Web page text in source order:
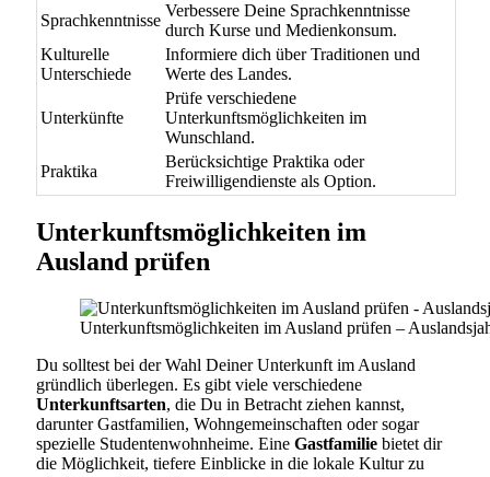
Sprachkenntnisse
Verbessere Deine Sprachkenntnisse
durch Kurse und Medienkonsum.
Kulturelle
Unterschiede
Informiere dich über Traditionen und
Werte des Landes.
Unterkünfte
Prüfe verschiedene
Unterkunftsmöglichkeiten im
Wunschland.
Praktika
Berücksichtige Praktika oder
Freiwilligendienste als Option.
Unterkunftsmöglichkeiten im
Ausland prüfen
Unterkunftsmöglichkeiten im Ausland prüfen –
Du solltest bei der Wahl Deiner Unterkunft im Ausland
gründlich überlegen. Es gibt viele verschiedene
Unterkunftsarten, die Du in Betracht ziehen kannst,
darunter Gastfamilien, Wohngemeinschaften oder sogar
spezielle Studentenwohnheime. Eine Gastfamilie bietet dir
die Möglichkeit, tiefere Einblicke in die lokale Kultur zu